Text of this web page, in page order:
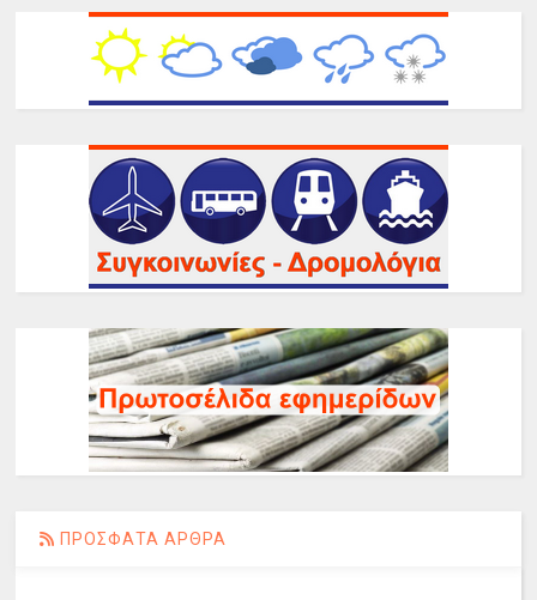
ΠΡΟΣΦΑΤΑ ΑΡΘΡΑ